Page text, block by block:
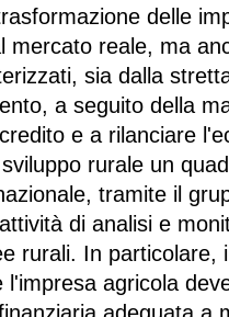
delle
mercato reale, ma
sia dalla
a seguito della
e a rilanciare
rurale un
tramite il
di analisi e
rurali. In particolare,
l'impresa agricola